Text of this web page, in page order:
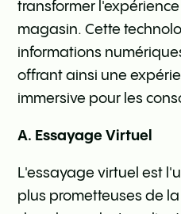
transformer
magasin. Cette
informations
offrant ainsi une
immersive pour les
A. Essayage Virtuel
L'essayage virtuel est
plus prometteuses de